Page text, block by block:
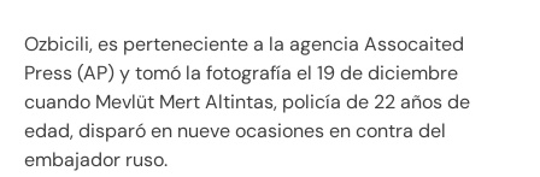
Ozbicili, es perteneciente a la agencia Assocaited
Press (AP) y tomó la fotografía el 19 de diciembre
cuando Mevlüt Mert Altintas, policía de 22 años de
edad, disparó en nueve ocasiones en contra del
embajador ruso.